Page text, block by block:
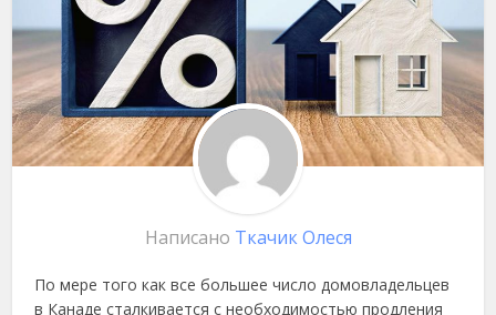
Написано Ткачик Олеся
По мере того как все большее число домовладельцев
в Канаде сталкивается с необходимостью продления